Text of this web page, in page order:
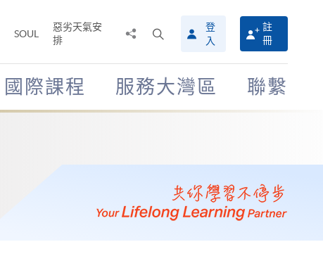
SOUL
惡劣天氣安
排
搜
尋
介
面
登
入
註
冊
國際課程 服務大灣區 聯繫